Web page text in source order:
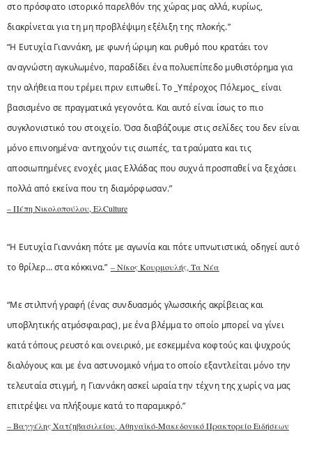
στο πρόσφατο ιστορικό παρελθόν της χώρας μας αλλά, κυρίως,
διακρίνεται για τη μη προβλέψιμη εξέλιξη της πλοκής.”
“Η Ευτυχία Γιαννάκη, με φωνή ώριμη και ρυθμό που κρατάει τον
αναγνώστη αγκυλωμένο, παραδίδει ένα πολυεπίπεδο μυθιστόρημα για
την αλήθεια που τρέμει πριν ειπωθεί. Το _Υπέροχος Πόλεμος_ είναι
βασισμένο σε πραγματικά γεγονότα. Και αυτό είναι ίσως το πιο
συγκλονιστικό του στοιχείο. Όσα διαβάζουμε στις σελίδες του δεν είναι
μόνο επινοημένα· αντηχούν τις σιωπές, τα τραύματα και τις
αποσιωπημένες ενοχές μιας Ελλάδας που συχνά προσπαθεί να ξεχάσει
πολλά από εκείνα που τη διαμόρφωσαν.”
– Πέπη Νικολοπούλου, EλCulture
“Η Ευτυχία Γιαννάκη πότε με αγωνία και πότε υπνωτιστικά, οδηγεί αυτό
το θρίλερ… στα κόκκινα.” – Νίκος Κουρμουλής, Τα Νέα
“Με στιλπνή γραφή (ένας συνδυασμός γλωσσικής ακρίβειας και
υποβλητικής ατμόσφαιρας), με ένα βλέμμα το οποίο μπορεί να γίνει
κατά τόπους ρευστό και ονειρικό, με εσκεμμένα κοφτούς και ψυχρούς
διαλόγους και με ένα αστυνομικό νήμα το οποίο εξαντλείται μόνο την
τελευταία στιγμή, η Γιαννάκη ασκεί ωραία την τέχνη της χωρίς να μας
επιτρέψει να πλήξουμε κατά το παραμικρό.”
– Βαγγέλης Χατζηβασιλείου, Αθηναϊκό-Μακεδονικό Πρακτορείο Ειδήσεων